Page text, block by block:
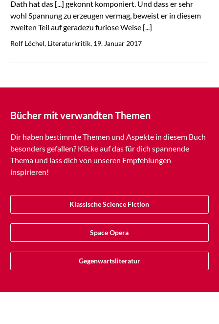
Dath hat das [...] gekonnt komponiert. Und dass er sehr
wohl Spannung zu erzeugen vermag, beweist er in diesem
zweiten Teil auf geradezu furiose Weise [...]
Rolf Löchel, Literaturkritik, 19. Januar 2017
Bücher mit verwandten Themen
Dir haben bestimmte Themen und Aspekte in diesem Buch
besonders gefallen? Klicke auf das für dich spannende
Thema und lass dich von unseren Empfehlungen
inspirieren!
Klassische Science Fiction
Space Opera
Gegenwartsliteratur